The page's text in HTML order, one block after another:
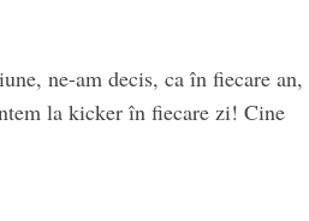
ne-am decis, ca în fiecare an,
la kicker în fiecare zi! Cine